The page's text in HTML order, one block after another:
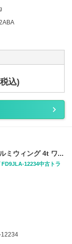
込)
ミウィング 4t ワ...
FD9JLA-12234中古トラ
12234